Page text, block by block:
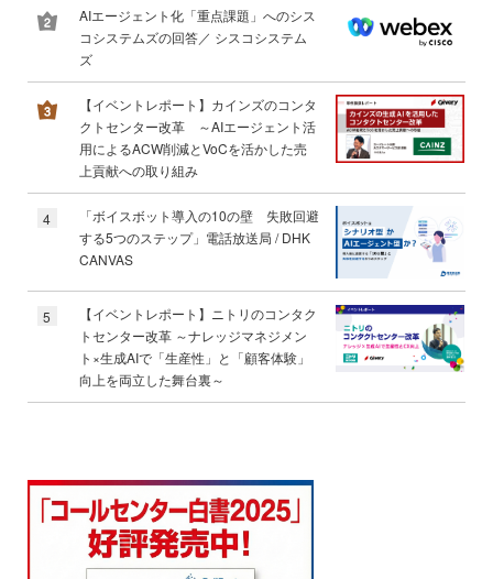
AIエージェント化「重点課題」へのシス
コシステムズの回答／ シスコシステム
ズ
【イベントレポート】カインズのコンタ
クトセンター改革 ～AIエージェント活
用によるACW削減とVoCを活かした売
上貢献への取り組み
4
「ボイスボット導入の10の壁 失敗回避
する5つのステップ」電話放送局 / DHK
CANVAS
5
【イベントレポート】ニトリのコンタク
トセンター改革 ～ナレッジマネジメン
ト×生成AIで「生産性」と「顧客体験」
向上を両立した舞台裏～